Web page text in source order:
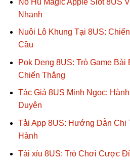
Nhanh
Nuôi Lô Khung Tại 8US:
Cầu
Pok Deng 8US: Trò Game
Chiến Thắng
Tác Giả 8US Minh Ngọc:
Duyên
Tải App 8US: Hướng Dẫn Chi
Hành
Tài xỉu 8US: Trò Chơi Cược